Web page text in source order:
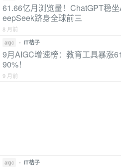
61.66亿月浏览量！ChatGPT稳
eepSeek跻身全球前三
8 月前
aigc • IT桔子
9月AIGC增速榜：教育工具暴涨
90%！
9 月前
aigc • IT桔子